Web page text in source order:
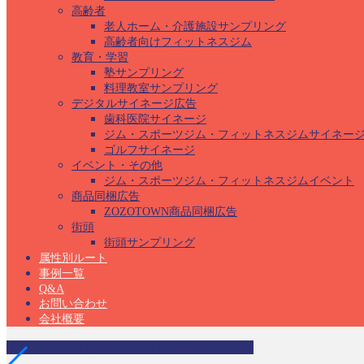
高齢者
老人ホーム・介護施設サンプリング
高齢者向けフィットネスジム
教育・学習
塾サンプリング
料理教室サンプリング
デジタルサイネージ広告
歯科医院サイネージ
ジム・スポーツジム・フィットネスジムサイネー
ゴルフサイネージ
イベント・その他
ジム・スポーツジム・フィットネスジムイベント
商品同梱広告
ZOZOTOWN商品同梱広告
街頭
街頭サンプリング
属性別ルート
事例一覧
Q&A
お問い合わせ
会社概要
美容院・美容室・ヘアサロンサンプリング